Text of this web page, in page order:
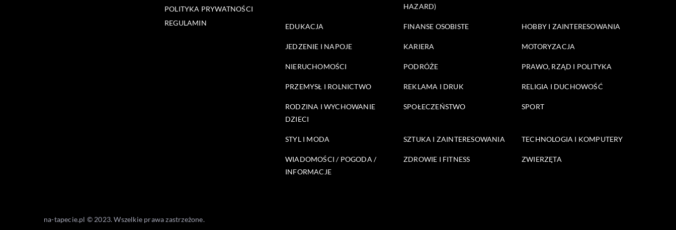
POLITYKA PRYWATNOŚCI
REGULAMIN
HAZARD)
EDUKACJA FINANSE OSOBISTE HOBBY I ZAINTERESOWANIA
JEDZENIE I NAPOJE KARIERA MOTORYZACJA
NIERUCHOMOŚCI PODRÓŻE PRAWO, RZĄD I POLITYKA
PRZEMYSŁ I ROLNICTWO REKLAMA I DRUK RELIGIA I DUCHOWOŚĆ
RODZINA I WYCHOWANIE
DZIECI
SPOŁECZEŃSTWO SPORT
STYL I MODA SZTUKA I ZAINTERESOWANIA TECHNOLOGIA I KOMPUTERY
WIADOMOŚCI / POGODA /
INFORMACJE
ZDROWIE I FITNESS ZWIERZĘTA
na-tapecie.pl © 2023. Wszelkie prawa zastrzeżone.